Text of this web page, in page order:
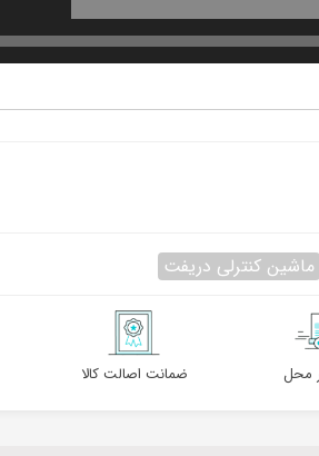
ماشین کنترلی دریفت
محل ضمانت اصالت کالا